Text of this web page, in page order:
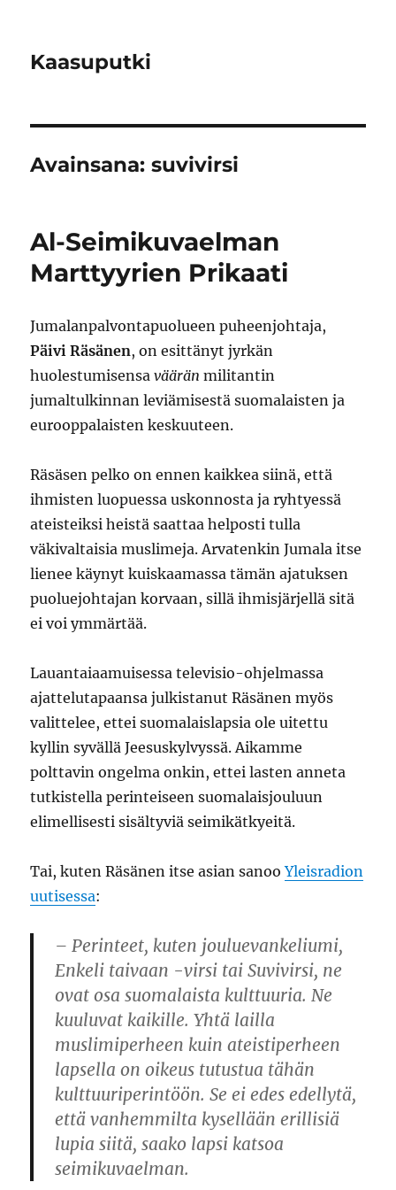
Kaasuputki
Avainsana:suvivirsi
Al-Seimikuvaelman
Marttyyrien Prikaati
Jumalanpalvontapuolueen puheenjohtaja,
Päivi Räsänen, on esittänyt jyrkän
huolestumisensaväärän militantin
jumaltulkinnan leviämisestä suomalaisten ja
eurooppalaisten keskuuteen.
Räsäsen pelko on ennen kaikkea siinä, että
ihmisten luopuessa uskonnosta ja ryhtyessä
ateisteiksi heistä saattaa helposti tulla
väkivaltaisia muslimeja. Arvatenkin Jumala itse
lienee käynyt kuiskaamassa tämän ajatuksen
puoluejohtajan korvaan, sillä ihmisjärjellä sitä
ei voi ymmärtää.
Lauantaiaamuisessa televisio-ohjelmassa
ajattelutapaansa julkistanut Räsänen myös
valittelee, ettei suomalaislapsia ole uitettu
kyllin syvällä Jeesuskylvyssä. Aikamme
polttavin ongelma onkin, ettei lasten anneta
tutkistella perinteiseen suomalaisjouluun
elimellisesti sisältyviä seimikätkyeitä.
Tai, kuten Räsänen itse asian sanooYleisradion
uutisessa:
– Perinteet, kuten jouluevankeliumi,
Enkeli taivaan -virsi tai Suvivirsi, ne
ovat osa suomalaista kulttuuria. Ne
kuuluvat kaikille. Yhtä lailla
muslimiperheen kuin ateistiperheen
lapsella on oikeus tutustua tähän
kulttuuriperintöön. Se ei edes edellytä,
että vanhemmilta kysellään erillisiä
lupia siitä, saako lapsi katsoa
seimikuvaelman.